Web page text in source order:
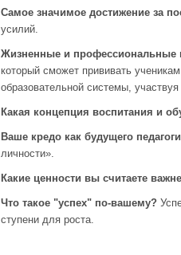
Самое значимое достижение за
усилий.
Жизненные и профессиональные
который сможет прививать
образовательной системы,
Какая концепция воспитания и
Ваше кредо как будущего
личности».
Какие ценности вы считаете
Что такое "успех" по-вашему?
ступени для роста.